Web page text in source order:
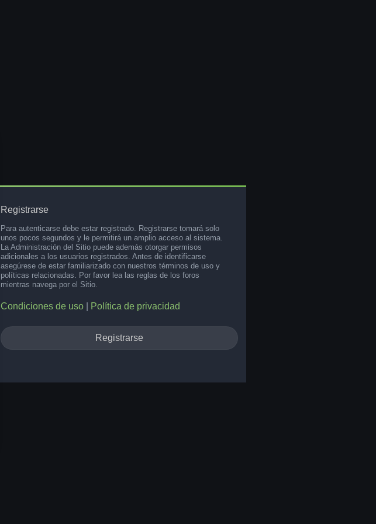
Registrarse
Para autenticarse debe estar registrado. Registrarse tomará solo
unos pocos segundos y le permitirá un amplio acceso al sistema.
La Administración del Sitio puede además otorgar permisos
adicionales a los usuarios registrados. Antes de identificarse
asegúrese de estar familiarizado con nuestros términos de uso y
políticas relacionadas. Por favor lea las reglas de los foros
mientras navega por el Sitio.
Condiciones de uso Política de privacidad
Registrarse